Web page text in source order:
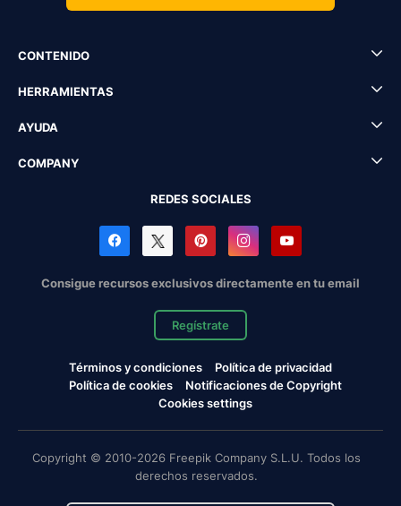
CONTENIDO
HERRAMIENTAS
AYUDA
COMPANY
REDES SOCIALES
Consigue recursos exclusivos directamente en tu email
Regístrate
Términos y condiciones
Política de privacidad
Política de cookies
Notificaciones de Copyright
Cookies settings
Copyright © 2010-2026 Freepik Company S.L.U. Todos los
derechos reservados.